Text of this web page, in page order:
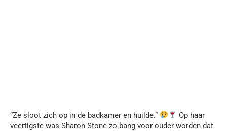
“Ze sloot zich op in de badkamer en huilde.”
Op haar
veertigste was Sharon Stone zo bang voor ouder worden dat